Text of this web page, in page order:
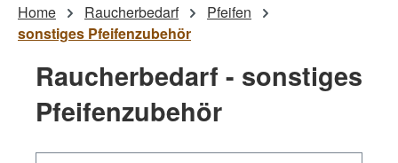
Home Raucherbedarf
Pfeifen
sonstiges Pfeifenzubehör
Raucherbedarf - sonstiges
Pfeifenzubehör